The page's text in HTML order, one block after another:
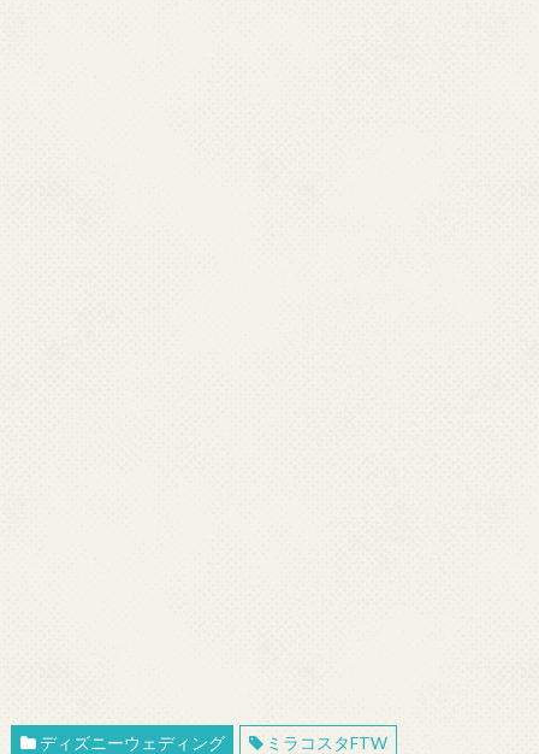
ディズニーウェディング ミラコスタFTW